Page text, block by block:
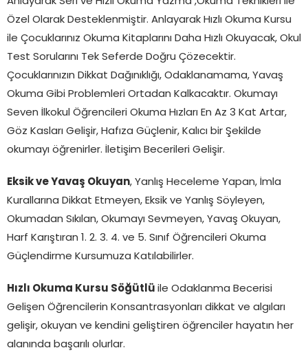
Özel Olarak Desteklenmiştir. Anlayarak Hızlı Okuma Kursu
ile Çocuklarınız Okuma Kitaplarını Daha Hızlı Okuyacak, Okul
Test Sorularını Tek Seferde Doğru Çözecektir.
Çocuklarınızın Dikkat Dağınıklığı, Odaklanamama, Yavaş
Okuma Gibi Problemleri Ortadan Kalkacaktır. Okumayı
Seven İlkokul Öğrencileri Okuma Hızları En Az 3 Kat Artar,
Göz Kasları Gelişir, Hafıza Güçlenir, Kalıcı bir Şekilde
okumayı öğrenirler. İletişim Becerileri Gelişir.
Eksik ve Yavaş Okuyan, Yanlış Heceleme Yapan, İmla
Kurallarına Dikkat Etmeyen, Eksik ve Yanlış Söyleyen,
Okumadan Sıkılan, Okumayı Sevmeyen, Yavaş Okuyan,
Harf Karıştıran 1. 2. 3. 4. ve 5. Sınıf Öğrencileri Okuma
Güçlendirme Kursumuza Katılabilirler.
Hızlı Okuma Kursu Söğütlü ile Odaklanma Becerisi
Gelişen Öğrencilerin Konsantrasyonları dikkat ve algıları
gelişir, okuyan ve kendini geliştiren öğrenciler hayatın her
alanında başarılı olurlar.